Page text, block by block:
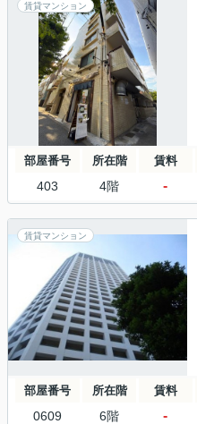
賃貸マンション
部屋番号 所在階 賃料
403 4階 -
賃貸マンション
部屋番号 所在階 賃料
0609 6階 -